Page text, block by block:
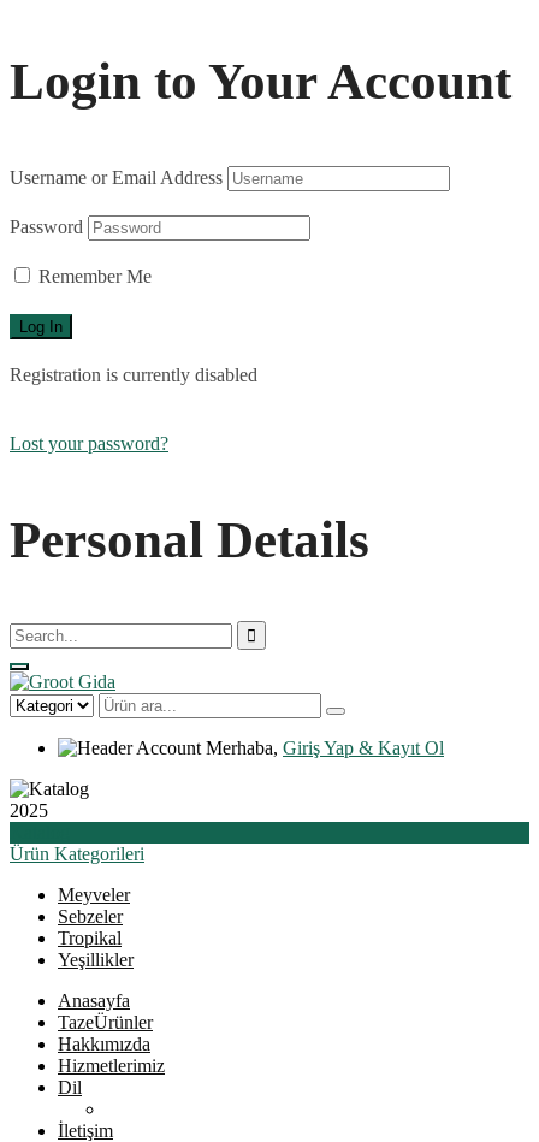
Login to Your Account
Username or Email Address
Password
Remember Me
Registration is currently disabled
Lost your password?
Personal Details
Merhaba, Giriş Yap & Kayıt Ol
2025
Ürün Kategorileri
Meyveler
Sebzeler
Tropikal
Yeşillikler
Anasayfa
TazeÜrünler
Hakkımızda
Hizmetlerimiz
Dil
İletişim